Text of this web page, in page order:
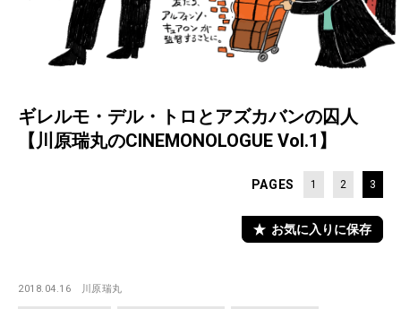
ギレルモ・デル・トロとアズカバンの囚人
【川原瑞丸のCINEMONOLOGUE Vol.1】
PAGES 1 2 3
お気に入りに保存
2018.04.16 川原瑞丸